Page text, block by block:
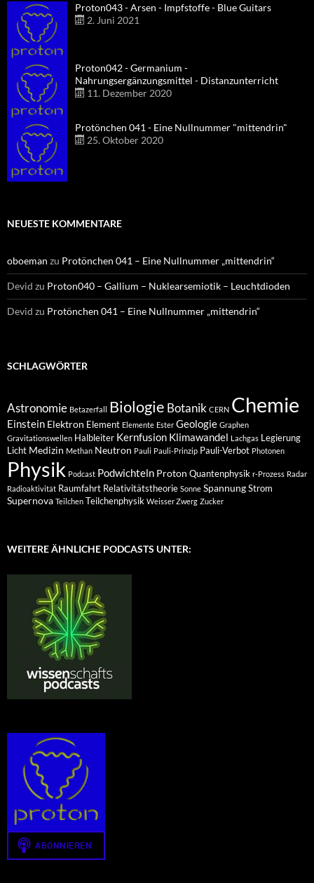
Proton043 - Arsen - Impfstoffe - Blue Guitars
2. Juni 2021
Proton042 - Germanium -
Nahrungsergänzungsmittel - Distanzunterricht
11. Dezember 2020
Protönchen 041 - Eine Nullnummer "mittendrin"
25. Oktober 2020
NEUESTE KOMMENTARE
oboeman zu Protönchen 041 – Eine Nullnummer „mittendrin“
Devid zu Proton040 – Gallium – Nuklearsemiotik – Leuchtdioden
Devid zu Protönchen 041 – Eine Nullnummer „mittendrin“
SCHLAGWÖRTER
Astronomie Betazerfall Biologie Botanik CERN Chemie
Einstein Elektron Element Elemente Ester Geologie Graphen
Gravitationswellen Halbleiter Kernfusion Klimawandel Lachgas Legierung
Licht Medizin Methan Neutron Pauli Pauli-Prinzip Pauli-Verbot Photonen
Physik Podcast Podwichteln Proton Quantenphysik r-Prozess Radar
Radioaktivität Raumfahrt Relativitätstheorie Sonne Spannung Strom
Supernova Teilchen Teilchenphysik Weisser Zwerg Zucker
WEITERE ÄHNLICHE PODCASTS UNTER: